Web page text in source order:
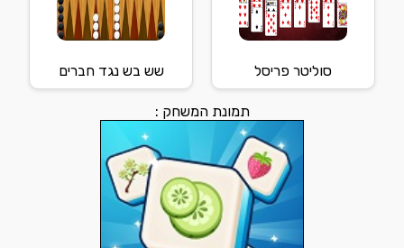
סוליטר פריסל שש בש נגד חברים
תמונת המשחק :